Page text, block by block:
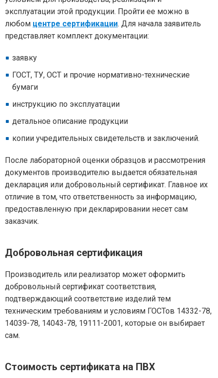
эксплуатации этой продукции. Пройти ее можно в
любом центре сертификации. Для начала заявитель
представляет комплект документации:
заявку
ГОСТ, ТУ, ОСТ и прочие нормативно-технические
бумаги
инструкцию по эксплуатации
детальное описание продукции
копии учредительных свидетельств и заключений.
После лабораторной оценки образцов и рассмотрения
документов производителю выдается обязательная
декларация или добровольный сертификат. Главное их
отличие в том, что ответственность за информацию,
предоставленную при декларировании несет сам
заказчик.
Добровольная сертификация
Производитель или реализатор может оформить
добровольный сертификат соответствия,
подтверждающий соответствие изделий тем
техническим требованиям и условиям ГОСТов 14332-78,
14039-78, 14043-78, 19111-2001, которые он выбирает
сам.
Стоимость сертификата на ПВХ